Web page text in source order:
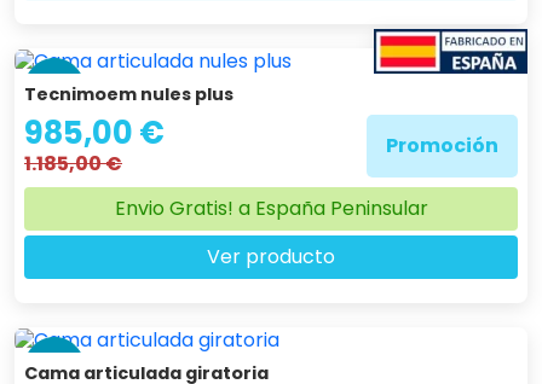
-17 %
Tecnimoem nules plus
985,00 €
1.185,00 €
Promoción
Envio Gratis! a España Peninsular
Ver producto
Cama articulada giratoria